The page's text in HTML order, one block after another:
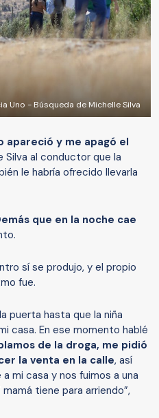
Uno - Búsqueda de Michelle Silva
apareció y me apagó el
Silva al conductor que la
le habría ofrecido llevarla
que en la noche cae
sí se produjo, y el propio
fue.
puerta hasta que la niña
casa. En ese momento hablé
de la droga, me pidió
la venta en la calle, así
mi casa y nos fuimos a una
tiene para arriendo”,